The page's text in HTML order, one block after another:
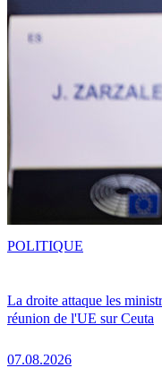
La droite attaque les
réunion de l'UE sur Ceuta
07.08.2026
POLITIQUE